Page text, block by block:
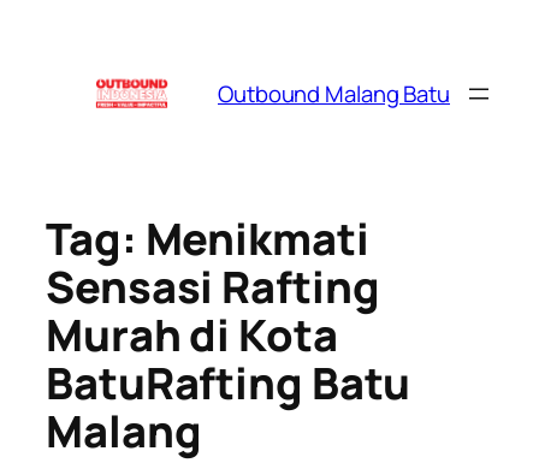
Outbound Malang Batu
Tag: Menikmati
Sensasi Rafting
Murah di Kota
BatuRafting Batu
Malang